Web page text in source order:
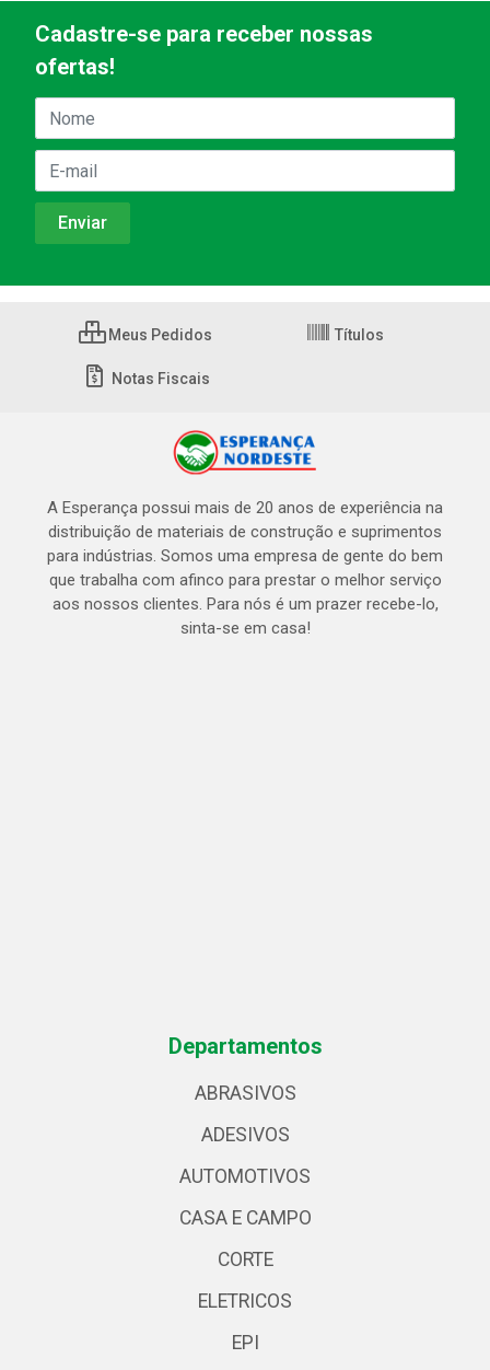
Cadastre-se para receber nossas
ofertas!
Meus Pedidos Títulos
Notas Fiscais
A Esperança possui mais de 20 anos de experiência na
distribuição de materiais de construção e suprimentos
para indústrias. Somos uma empresa de gente do bem
que trabalha com afinco para prestar o melhor serviço
aos nossos clientes. Para nós é um prazer recebe-lo,
sinta-se em casa!
Departamentos
ABRASIVOS
ADESIVOS
AUTOMOTIVOS
CASA E CAMPO
CORTE
ELETRICOS
EPI